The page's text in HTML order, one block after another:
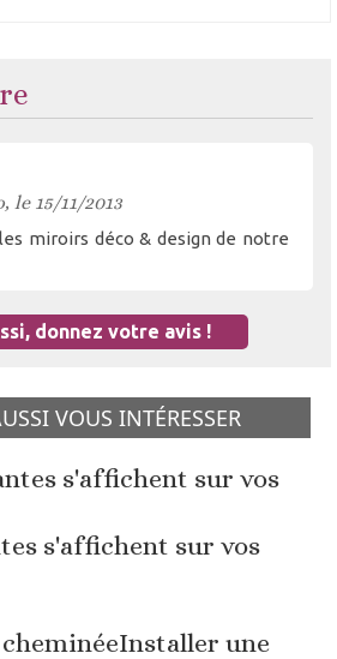
le 15/11/2013
miroirs déco & design de notre
donnez votre avis !
VOUS INTÉRESSER
s'affichent sur vos
Installer une